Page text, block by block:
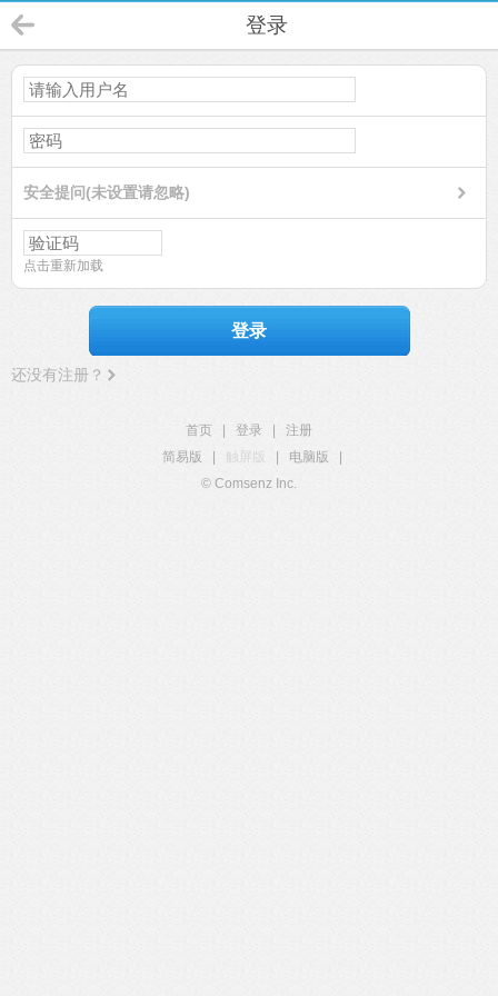
登录
安全提问(未设置请忽略)
点击重新加载
登录
还没有注册？
首页 登录
注册
简易版
触屏版 电脑版
© Comsenz Inc.